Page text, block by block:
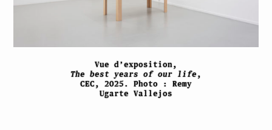
Vue d’exposition,
The best years of our life,
CEC, 2025. Photo : Remy
Ugarte Vallejos